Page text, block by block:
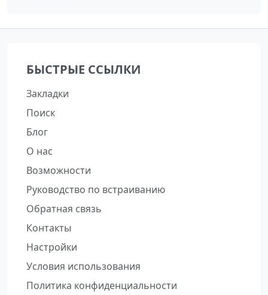
БЫСТРЫЕ ССЫЛКИ
Закладки
Поиск
Блог
О нас
Возможности
Руководство по встраиванию
Обратная связь
Контакты
Настройки
Условия использования
Политика конфиденциальности